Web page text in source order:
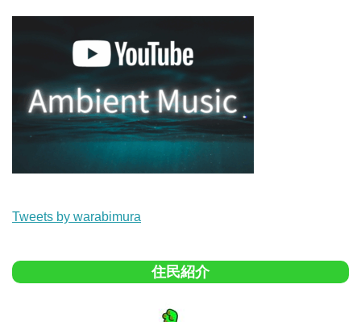
Tweets by warabimura
住民紹介